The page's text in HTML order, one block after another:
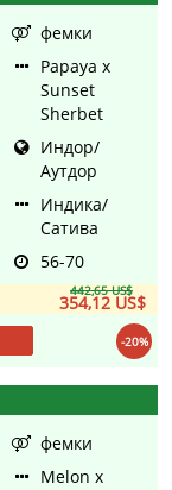
фемки
Papaya x
Sunset
Sherbet
Индор/
Аутдор
Индика/
Сатива
56-70
442,65 US$
354,12 US$
-20%
фемки
Melon x